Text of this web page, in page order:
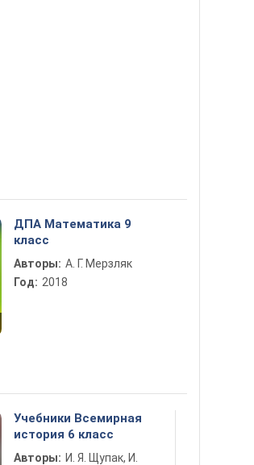
ДПА Математика 9
класс
Авторы: А. Г. Мерзляк
Год: 2018
Учебники Всемирная
история 6 класс
Авторы: И. Я. Щупак, И.